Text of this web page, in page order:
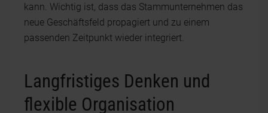
kann. Wichtig ist, dass das Stammunternehmen das
neue Geschäftsfeld propagiert und zu einem
passenden Zeitpunkt wieder integriert.
Langfristiges Denken und
flexible Organisation